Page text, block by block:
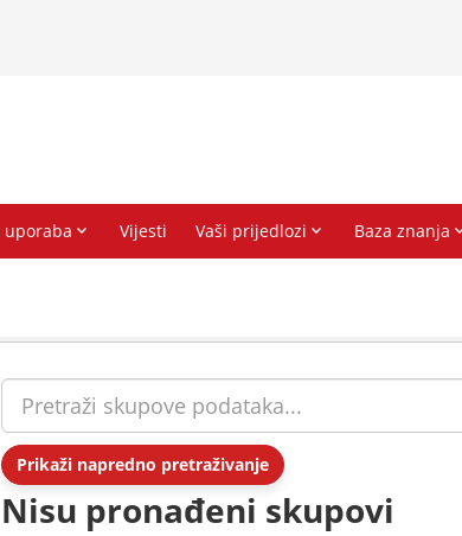
Prikaži napredno pretraživanje
Nisu pronađeni skupovi